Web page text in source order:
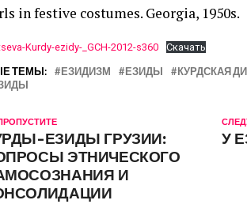
in festive costumes. Georgia, 1950s.
Kurdy-ezidy-_GCH-2012-s360 Скачать
ТЕМЫ: ЕЗИДИЗМ ЕЗИДЫ КУРДСКАЯ
У
ЕЗИДЫ ГРУЗИИ:
ЭТНИЧЕСКОГО
И